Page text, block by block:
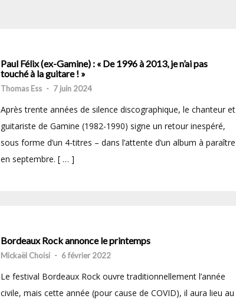
Paul Félix (ex-Gamine) : « De 1996 à 2013, je n’ai pas
touché à la guitare ! »
Thomas Ess - 7 juin 2024
Après trente années de silence discographique, le chanteur et
guitariste de Gamine (1982-1990) signe un retour inespéré,
sous forme d’un 4-titres – dans l’attente d’un album à paraître
en septembre. [ … ]
Bordeaux Rock annonce le printemps
Mickaël Choisi - 6 février 2022
Le festival Bordeaux Rock ouvre traditionnellement l’année
civile, mais cette année (pour cause de COVID), il aura lieu au